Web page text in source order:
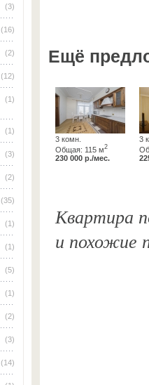
(3)
(16)
(2)
(12)
(1)
(1)
(3)
(2)
(35)
(1)
(1)
(5)
(1)
(2)
(3)
(14)
Ещё
3 комн.
Общая: 115 м2
230 000 р./мес.
3
Квартира
и похожие